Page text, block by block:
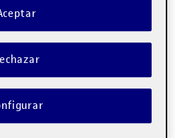
, y se basa en las últimas
para que tu aprendizaje
con un equipo de
te guiará a lo largo de
a potenciar tu
a nuestras